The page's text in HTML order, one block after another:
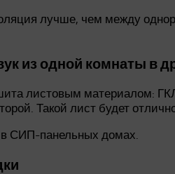
лучше, чем между
из одной комнаты в
листовым
Такой лист будет
в СИП-панельных домах.